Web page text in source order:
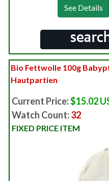
See Details
Bio Fettwolle 100g
Hautpartien
Current Price:$15.02
Watch Count:32
FIXED PRICE ITEM